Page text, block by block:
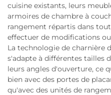
cuisine existants, leurs
armoires de chambre à
rangement répartis dans
effectuer de modifications
La technologie de charnière
s'adapte à différentes tailles
leurs angles d'ouverture, ce
bien avec des portes de
qu'avec des unités de